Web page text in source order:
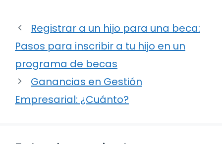
Registrar a un hijo para una beca:
Pasos para inscribir a tu hijo en un
programa de becas
Ganancias en Gestión
Empresarial: ¿Cuánto?